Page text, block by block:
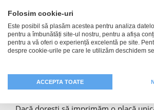
texturii de lemn.
Personalizare și
model unicat -
Folosim cookie-uri
Este posibil să plasăm acestea pentru analiza
pentru a îmbunătăți site-ul nostru, pentru a afișa
pentru a vă oferi o experiență excelentă pe site.
despre cookie-urile pe care le utilizăm deschidem
ACCEPTA TOATE